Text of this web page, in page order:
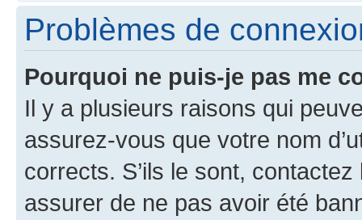
Problèmes de
Pourquoi ne puis-je pas me
Il y a plusieurs raisons qui
assurez-vous que votre nom
corrects. S’ils le sont,
assurer de ne pas avoir été